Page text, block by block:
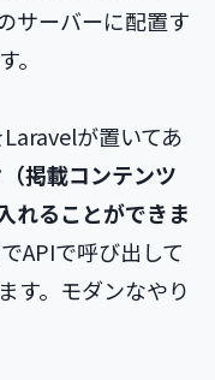
サーバーに配置す
。
が置いてあ
掲載コンテンツ
れることができま
APIで呼び出して
す。モダンなやり